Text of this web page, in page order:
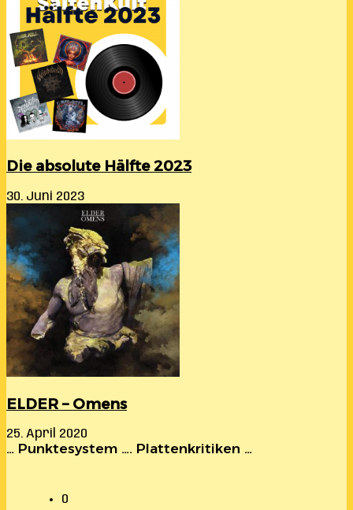
Die absolute Hälfte 2023
30. Juni 2023
ELDER – Omens
25. April 2020
… Punktesystem …. Plattenkritiken …
0